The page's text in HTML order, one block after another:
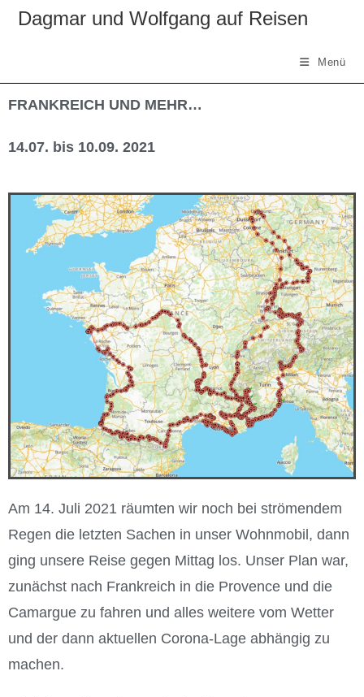
Dagmar und Wolfgang auf Reisen
Menü
FRANKREICH UND MEHR…
14.07. bis 10.09. 2021
Am 14. Juli 2021 räumten wir noch bei strömendem
Regen die letzten Sachen in unser Wohnmobil, dann
ging unsere Reise gegen Mittag los. Unser Plan war,
zunächst nach Frankreich in die Provence und die
Camargue zu fahren und alles weitere vom Wetter
und der dann aktuellen Corona-Lage abhängig zu
machen.